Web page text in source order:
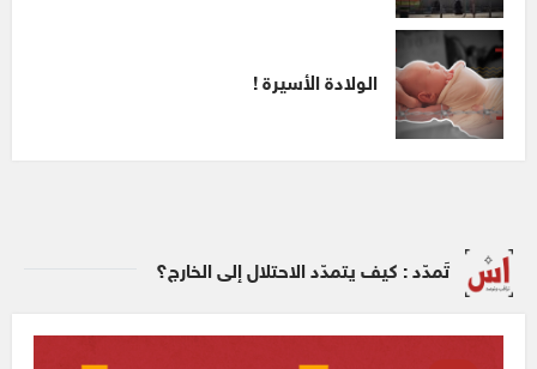
الولادة الأسيرة !
تَمدّد : كيف يتمدّد الاحتلال إلى الخارج؟